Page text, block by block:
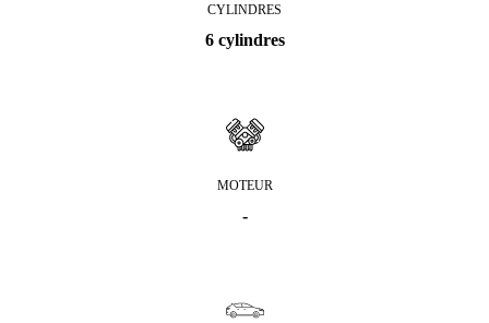
CYLINDRES
6 cylindres
MOTEUR
-